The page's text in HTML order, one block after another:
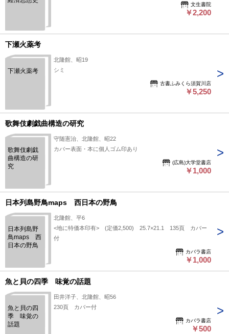
文生書院
￥2,200
下瀬火薬考
下瀬火薬考
北隆館、昭19
シミ
古書ふみくら須賀川店
￥5,250
歌舞伎劇戯曲構造の研究
歌舞伎劇戯
曲構造の研
究
守随憲治、北隆館、昭22
カバー表面・本に個人ゴム印あり
(広島)大学堂書店
￥1,000
日本列島野鳥maps 西日本の野鳥
日本列島野
鳥maps 西
日本の野鳥
北隆館、平6
<地に特価本印有> (定価2,500) 25.7×21.1 135頁 カバー
付
カバラ書店
￥1,000
魚と貝の四季 味覚の話題
魚と貝の四
季 味覚の
話題
田井洋子、北隆館、昭56
230頁 カバー付
カバラ書店
￥500